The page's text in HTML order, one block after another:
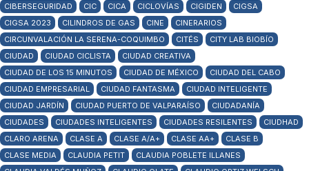
CIBERSEGURIDAD
CIC CICA CICLOVÍAS CIGIDEN
CIGSA
CIGSA 2023
CILINDROS DE GAS CINE
CINERARIOS
CIRCUNVALACIÓN LA SERENA-COQUIMBO
CITÉS
CITY LAB BIOBÍO
CIUDAD
CIUDAD CICLISTA
CIUDAD CREATIVA
CIUDAD DE LOS 15 MINUTOS
CIUDAD DE MÉXICO
CIUDAD DEL CABO
CIUDAD EMPRESARIAL
CIUDAD FANTASMA
CIUDAD INTELIGENTE
CIUDAD JARDÍN
CIUDAD PUERTO DE VALPARAÍSO
CIUDADANÍA
CIUDADES
CIUDADES INTELIGENTES CIUDADES RESILENTES
CIUDHAD
CLARO ARENA
CLASE A CLASE A/A+ CLASE AA+
CLASE B
CLASE MEDIA
CLAUDIA PETIT
CLAUDIA POBLETE ILLANES